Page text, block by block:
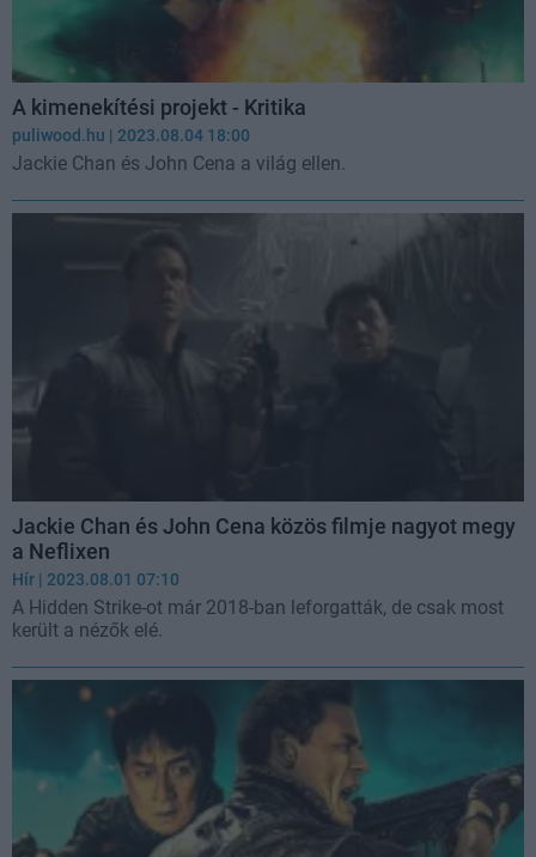
A kimenekítési projekt - Kritika
puliwood.hu | 2023.08.04 18:00
Jackie Chan és John Cena a világ ellen.
Jackie Chan és John Cena közös filmje nagyot megy
a Neflixen
Hír | 2023.08.01 07:10
A Hidden Strike-ot már 2018-ban leforgatták, de csak most
került a nézők elé.